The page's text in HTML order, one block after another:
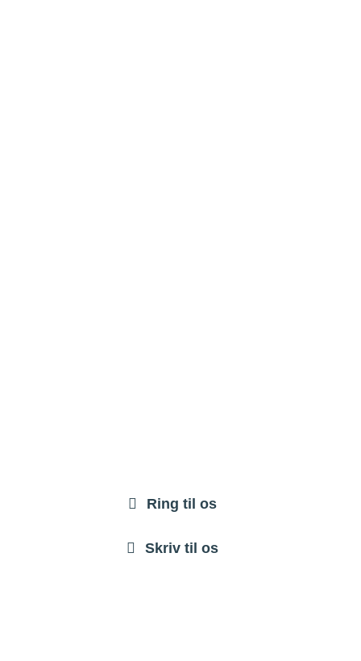
Ring til os
Skriv til os